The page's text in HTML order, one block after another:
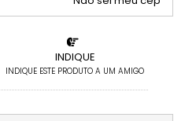
INDIQUE
INDIQUE ESTE PRODUTO A UM AMIGO
12x com juros de R$ 99,31